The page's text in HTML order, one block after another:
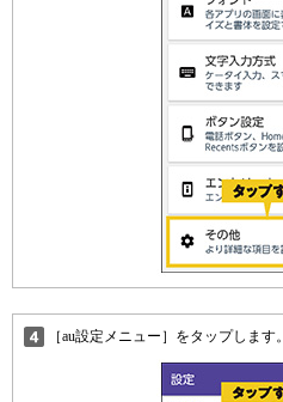
［au設定メニュー］をタップします。